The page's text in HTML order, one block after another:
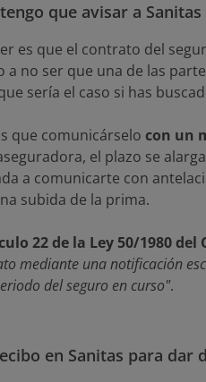
que avisar a Sanitas
es que el contrato del
no ser que una de las
sería el caso si has
que comunicárselo con un
el plazo se
a comunicarte con
subida de la prima.
22 de la Ley 50/1980 del
mediante una notificación
del seguro en curso".
en Sanitas para dar